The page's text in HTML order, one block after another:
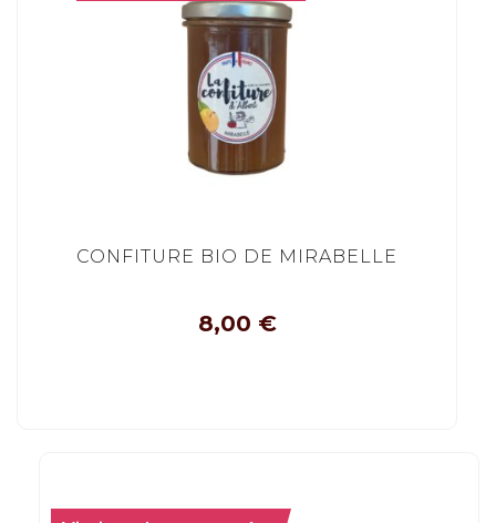
CONFITURE BIO DE MIRABELLE
8,00 €